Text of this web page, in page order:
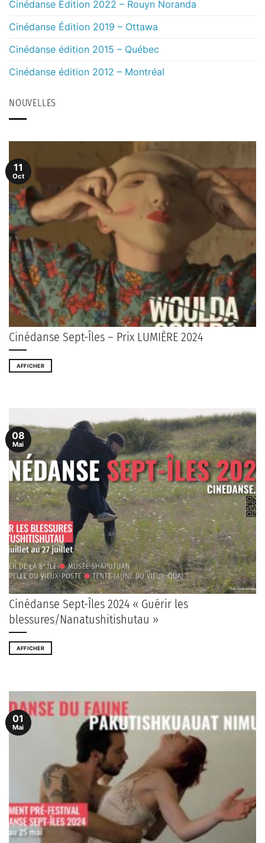
Cinédanse Édition 2022 – Rouyn Noranda
Cinédanse Édition 2019 – Ottawa
Cinédanse édition 2015 – Québec
Cinédanse édition 2012 – Montréal
NOUVELLES
Cinédanse Sept-Îles – Prix LUMIÈRE 2024
AFFICHER
11
Oct
Cinédanse Sept-Îles 2024 « Guérir les
blessures/Nanatushitishutau »
AFFICHER
08
Mai
01
Mai